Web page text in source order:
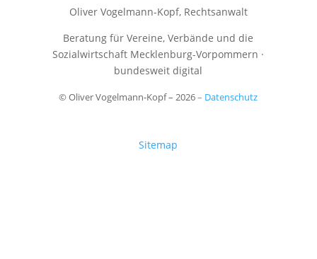
Oliver Vogelmann-Kopf, Rechtsanwalt
Beratung für Vereine, Verbände und die
Sozialwirtschaft Mecklenburg-Vorpommern ·
bundesweit digital
© Oliver Vogelmann-Kopf – 2026– Datenschutz
Sitemap